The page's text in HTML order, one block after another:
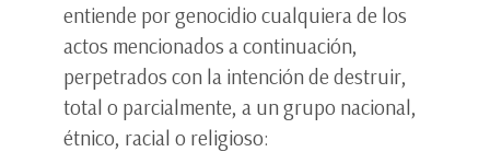
entiende por genocidio cualquiera de los
actos mencionados a continuación,
perpetrados con la intención de destruir,
total o parcialmente, a un grupo nacional,
étnico, racial o religioso: